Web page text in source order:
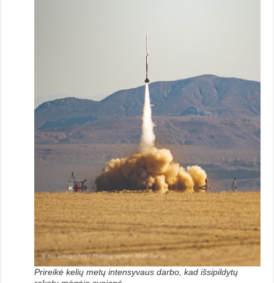
Prireikė kelių metų intensyvaus darbo, kad išsipildytų